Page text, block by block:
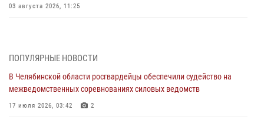
03 августа 2026, 11:25
03 августа 2026, 09:22 1
Авиация Росгвардии совершила более 250 санитарных вылетов в
Донецкой Народной Республике
31 июля 2026, 11:33
ПОПУЛЯРНЫЕ НОВОСТИ
В Челябинской области росгвардейцы обеспечили судейство на
межведомственных соревнованиях силовых ведомств
17 июля 2026, 03:42 2